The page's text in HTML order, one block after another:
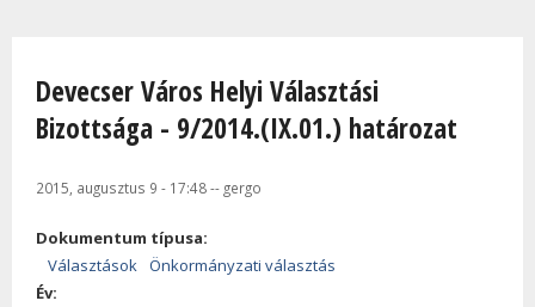
Devecser Város Helyi Választási
Bizottsága - 9/2014.(IX.01.) határozat
2015, augusztus 9 - 17:48-- gergo
Dokumentum típusa:
Választások
Önkormányzati választás
Év: